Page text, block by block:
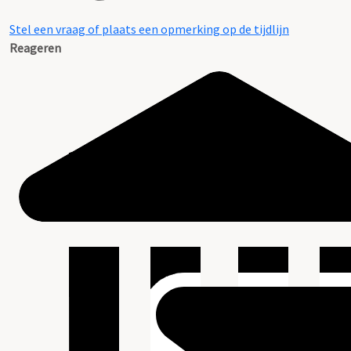
Stel een vraag of plaats een opmerking op de tijdlijn
Reageren